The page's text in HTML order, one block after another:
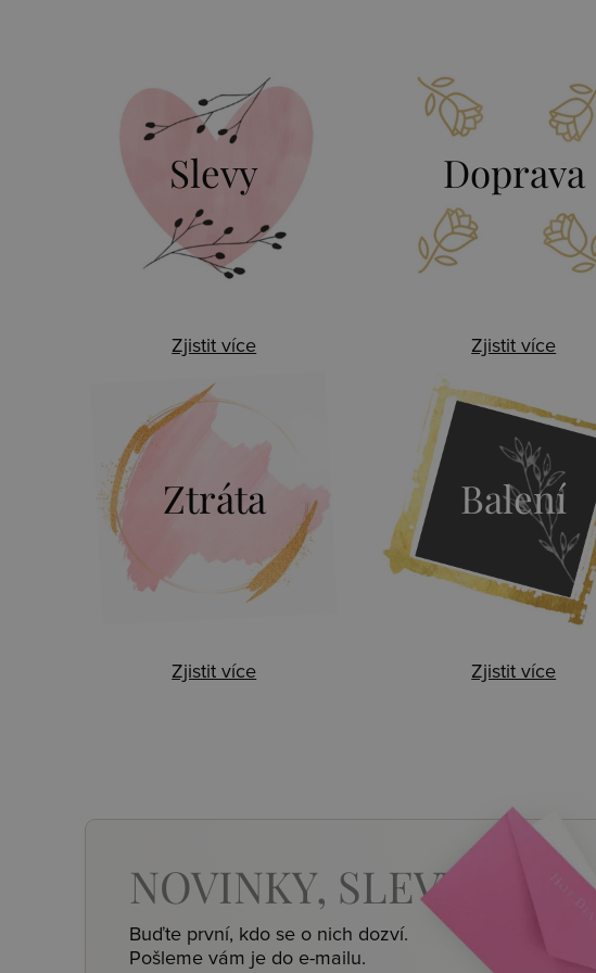
Slevy
Zjistit více
Doprava
Zjistit více
Ztráta
Zjistit více
Balení
Zjistit více
NOVINKY, SLEVY, AKCE
Buďte první, kdo se o nich dozví.
Pošleme vám je do e-mailu.